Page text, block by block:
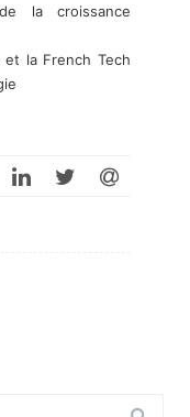
la croissance
la French Tech